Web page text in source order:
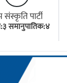
संस्कृति पार्टी
समानुपातिक:४